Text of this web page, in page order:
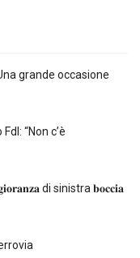
grande occasione
“Non c’è
di sinistra 𝐛𝐨𝐜𝐜𝐢𝐚